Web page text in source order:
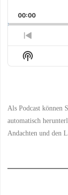
Rate
00:00
Previous
Episode
Show
Podcast
Als Podcast können
automatisch
Andachten und den